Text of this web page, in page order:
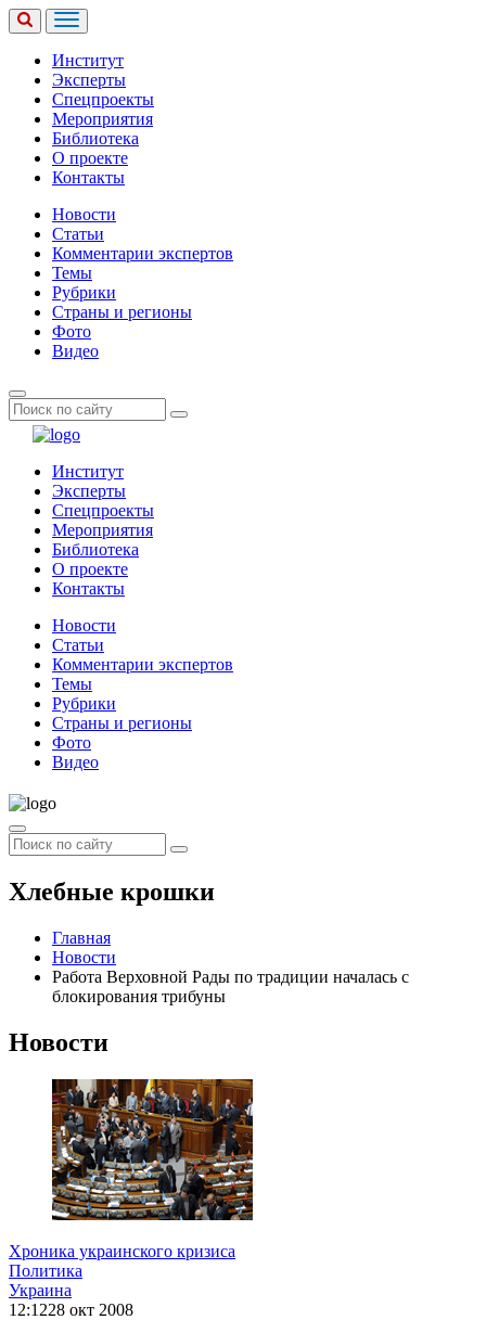
Институт
Эксперты
Спецпроекты
Мероприятия
Библиотека
О проекте
Контакты
Новости
Статьи
Комментарии экспертов
Темы
Рубрики
Страны и регионы
Фото
Видео
Институт
Эксперты
Спецпроекты
Мероприятия
Библиотека
О проекте
Контакты
Новости
Статьи
Комментарии экспертов
Темы
Рубрики
Страны и регионы
Фото
Видео
Хлебные крошки
Главная
Новости
Работа Верховной Рады по традиции началась с
блокирования трибуны
Новости
Хроника украинского кризиса
Политика
Украина
12:1228 окт 2008